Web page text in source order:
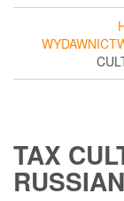
TAX